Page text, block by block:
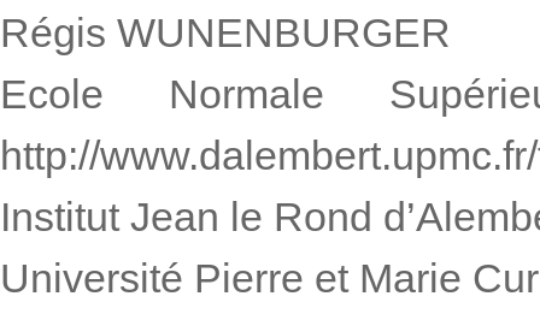
Régis WUNENBURGER
Ecole Normale
http://
Institut Jean le Rond
Université Pierre et Marie